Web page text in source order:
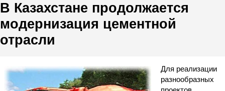
В Казахстане продолжается
модернизация цементной
отрасли
Для реализации
разнообразных